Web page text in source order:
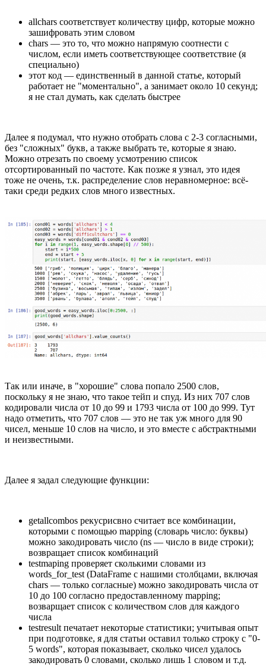
allchars соответствует количеству цифр, которые можно
зашифровать этим словом
chars — это то, что можно напрямую соотнести с
числом, если иметь соответствующее соответствие (я
специально)
этот код — единственный в данной статье, который
работает не "моментально", а занимает около 10 секунд;
я не стал думать, как сделать быстрее
Далее я подумал, что нужно отобрать слова с 2-3 согласными,
без "сложных" букв, а также выбрать те, которые я знаю.
Можно отрезать по своему усмотрению список
отсортированный по частоте. Как позже я узнал, это идея
тоже не очень, т.к. распределение слов неравномерное: всё-
таки среди редких слов много известных.
Так или иначе, в "хорошие" слова попало 2500 слов,
поскольку я не знаю, что такое тейп и спуд. Из них 707 слов
кодировали числа от 10 до 99 и 1793 числа от 100 до 999. Тут
надо отметить, что 707 слов — это не так уж много для 90
чисел, меньше 10 слов на число, и это вместе с абстрактными
и неизвестными.
Далее я задал следующие функции:
getallcombos рекусрисвно считает все комбинации,
которыми с помощью mapping (словарь число: буквы)
можно закодировать число (ns — число в виде строки);
возвращает список комбинаций
testmaping проверяет сколькими словами из
words_for_test (DataFrame с нашими столбцами, включая
chars — только согласные) можно закодировать числа от
10 до 100 согласно предоставленному mapping;
возварщает список с количеством слов для каждого
числа
testresult печатает некоторые статистики; учитывая опыт
при подготовке, я для статьи оставил только строку с "0-
5 words", которая показывает, сколько чисел удалось
закодировать 0 словами, сколько лишь 1 словом и т.д.